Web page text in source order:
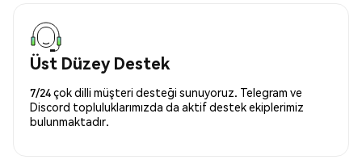
Üst Düzey Destek
7/24 çok dilli müşteri desteği sunuyoruz. Telegram ve
Discord topluluklarımızda da aktif destek ekiplerimiz
bulunmaktadır.